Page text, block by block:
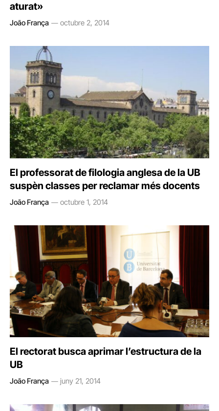
aturat»
João França octubre 2, 2014
El professorat de filologia anglesa de la UB
suspèn classes per reclamar més docents
João França octubre 1, 2014
El rectorat busca aprimar l’estructura de la
UB
João França juny 21, 2014